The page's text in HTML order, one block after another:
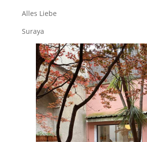
Alles Liebe
Suraya